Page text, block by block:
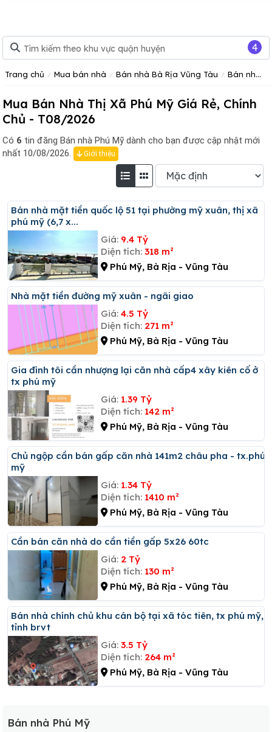
Trang chủ Mua bán nhà Bán nhà Bà Rịa Vũng Tàu Bán nhà Phú Mỹ
Mua Bán Nhà Thị Xã Phú Mỹ Giá Rẻ, Chính
Chủ - T08/2026
Có 6 tin đăng Bán nhà Phú Mỹ dành cho bạn được cập nhật mới
nhất 10/08/2026.
Giới thiệu
Bán nhà mặt tiền quốc lộ 51 tại phường mỹ xuân, thị xã
phú mỹ (6,7 x...
Giá: 9.4 Tỷ
Diện tích: 318 m²
Phú Mỹ, Bà Rịa - Vũng Tàu
Nhà mặt tiền đường mỹ xuân - ngãi giao
Giá: 4.5 Tỷ
Diện tích: 271 m²
Phú Mỹ, Bà Rịa - Vũng Tàu
Gia đình tôi cần nhượng lại căn nhà cấp4 xây kiên cố ở
tx phú mỹ
Giá: 1.39 Tỷ
Diện tích: 142 m²
Phú Mỹ, Bà Rịa - Vũng Tàu
Chủ ngộp cần bán gấp căn nhà 141m2 châu pha - tx.phú
mỹ
Giá: 1.34 Tỷ
Diện tích: 1410 m²
Phú Mỹ, Bà Rịa - Vũng Tàu
Cần bán căn nhà do cần tiền gấp 5x26 60tc
Giá: 2 Tỷ
Diện tích: 130 m²
Phú Mỹ, Bà Rịa - Vũng Tàu
Bán nhà chính chủ khu cán bộ tại xã tóc tiên, tx phú mỹ,
tỉnh brvt
Giá: 3.5 Tỷ
Diện tích: 264 m²
Phú Mỹ, Bà Rịa - Vũng Tàu
Bán nhà Phú Mỹ
4